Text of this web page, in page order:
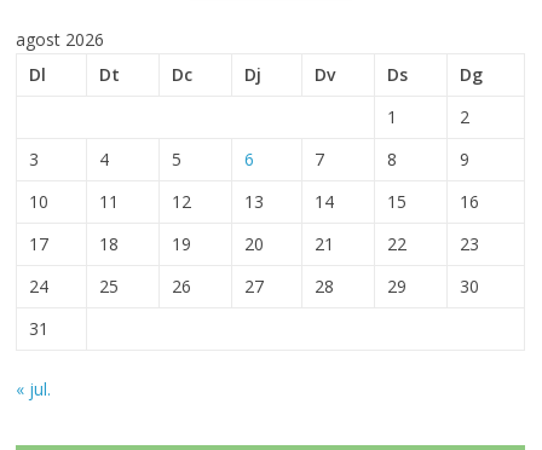
agost 2026
Dl
Dt Dc Dj Dv Ds
Dg
1
2
3
4 5 6 7 8
9
10
11 12 13 14 15
16
17
18 19 20 21 22
23
24
25 26 27 28 29
30
31
« jul.